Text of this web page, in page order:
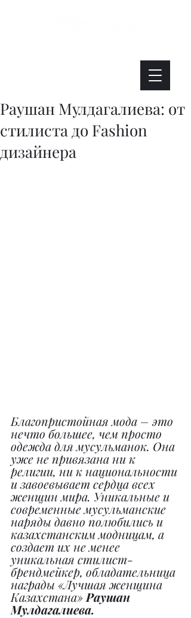
Раушан Мулдагалиева: от
стилиста до Fashion
дизайнера
Благопристойная мода – это
нечто большее, чем просто
одежда для мусульманок. Она
уже не привязана ни к
религии, ни к национальности
и завоевывает сердца всех
женщин мира. Уникальные и
современные мусульманские
наряды давно полюбились и
казахстанским модницам, а
создает их не менее
уникальная стилист-
брендмейкер, обладательница
награды «Лучшая женщина
Казахстана» Раушан
Мулдагалиева.